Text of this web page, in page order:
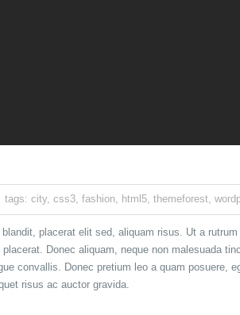
tags: city, css3, fashion, html5, themeforest,
placerat elit sed, aliquam risus. Ut a
Donec aliquam, neque non malesuada
convallis. Donec pretium leo a quam posuere,
risus ac auctor gravida.